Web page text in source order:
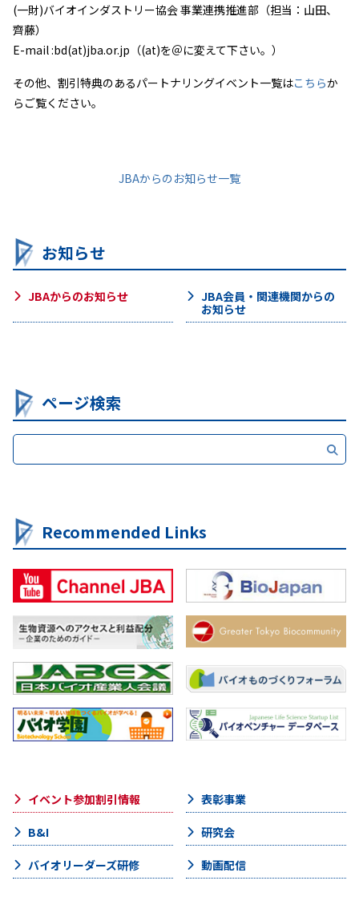
(一財)バイオインダストリー協会 事業連携推進部（担当：山田、
齊藤）
E-mail :bd(at)jba.or.jp （(at)を＠に変えて下さい。）
その他、割引特典のあるパートナリングイベント一覧はこちらか
らご覧ください。
JBAからのお知らせ一覧
お知らせ
JBAからのお知らせ
JBA会員・関連機関からの
お知らせ
ページ検索
Recommended Links
イベント参加割引情報 表彰事業
B&I 研究会
バイオリーダーズ研修 動画配信